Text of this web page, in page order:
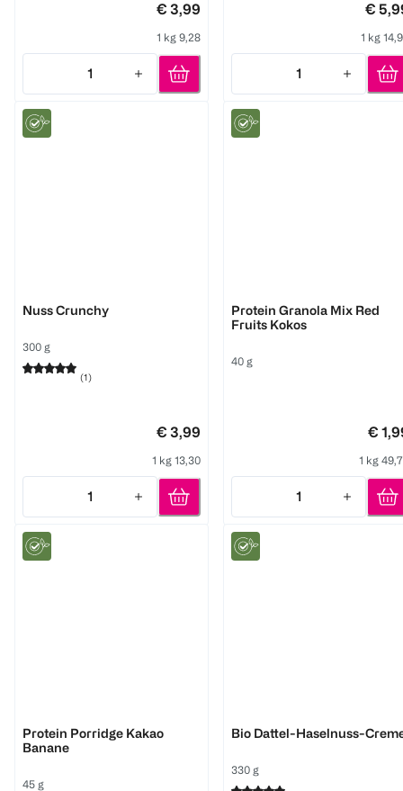
€ 3,99
1 kg 9,28
1
Quantity: 1
€
1 kg
1
Quantity: 1
Nuss Crunchy
300 g
(1)
€ 3,99
1 kg 13,30
1
Quantity: 1
Protein Granola Mix Red
Fruits Kokos
40 g
€
1 kg
1
Quantity: 1
Protein Porridge Kakao
Banane
45 g
Bio Dattel-Haselnuss-
330 g